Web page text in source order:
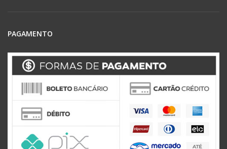
PAGAMENTO